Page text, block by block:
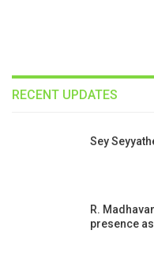
RECENT UPDATES
Sey
R.
presence